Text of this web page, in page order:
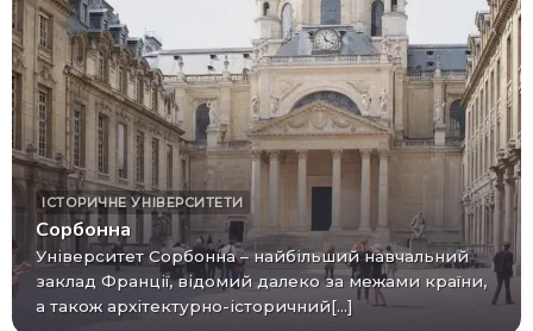
ІСТОРИЧНЕ УНІВЕРСИТЕТИ
Сорбонна
Університет Сорбонна – найбільший навчальний
заклад Франції, відомий далеко за межами країни,
а також архітектурно-історичний[...]